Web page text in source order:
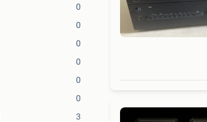
0
0
0
0
0
0
3